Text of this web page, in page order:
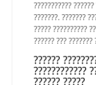
???????????
???????. ???????
????? ??????????
?????? ??? ???????
??????
????????????
?????? ?????